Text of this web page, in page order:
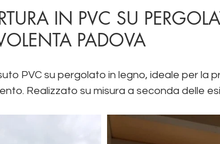
IN ALLUMINIO E ACCIAIO
IN PVC SU
PADOVA
PVC su pergolato in legno, ideale per la
Realizzato su misura a seconda delle